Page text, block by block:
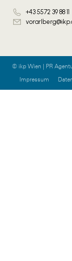
+43 5572 39 88 11
© ikp Wien | PR
Impressum